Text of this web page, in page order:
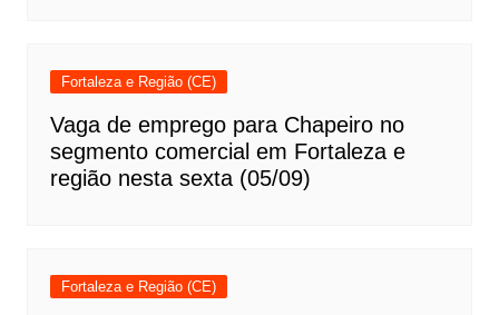
Fortaleza e Região (CE)
Vaga de emprego para Chapeiro no
segmento comercial em Fortaleza e
região nesta sexta (05/09)
Fortaleza e Região (CE)